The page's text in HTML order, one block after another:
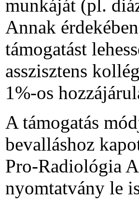
munkáját (pl.
Annak
támogatást
asszisztens
1%-os
A támogatás
bevalláshoz
Pro-Radiológia
nyomtatvány le